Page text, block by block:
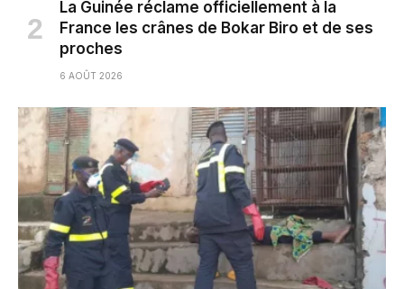
La Guinée réclame officiellement à la
France les crânes de Bokar Biro et de ses
proches
6 AOÛT 2026